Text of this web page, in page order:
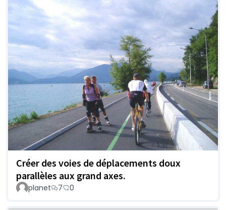
Créer des voies de déplacements doux
parallèles aux grand axes.
planet 7 0